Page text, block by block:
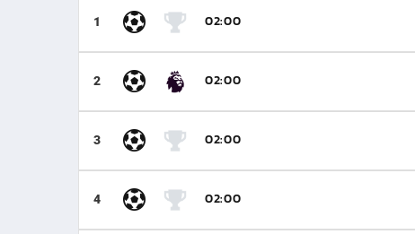
1 02:00
2 02:00
3 02:00
4 02:00